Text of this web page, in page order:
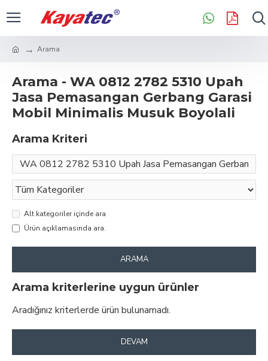
Arama
Arama - WA 0812 2782 5310 Upah
Jasa Pemasangan Gerbang Garasi
Mobil Minimalis Musuk Boyolali
Arama Kriteri
Alt kategoriler içinde ara
Ürün açıklamasında ara.
ARAMA
Arama kriterlerine uygun ürünler
Aradığınız kriterlerde ürün bulunamadı.
DEVAM